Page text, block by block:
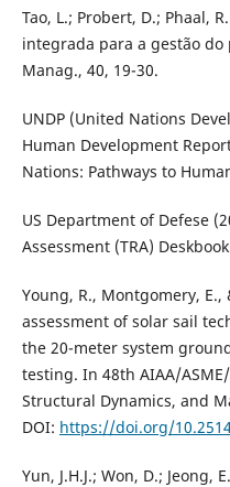
Tao, L.; Probert, D.; Phaal,
integrada para a gestão do
Manag., 40, 19-30.
UNDP (United Nations
Human Development
Nations: Pathways to
US Department of Defese
Assessment (TRA)
Young, R., Montgomery, E.,
assessment of solar sail
the 20-meter system
testing. In 48th AIAA/
Structural Dynamics, and
DOI: https://doi.org/
Yun, J.H.J.; Won, D.; Jeong,